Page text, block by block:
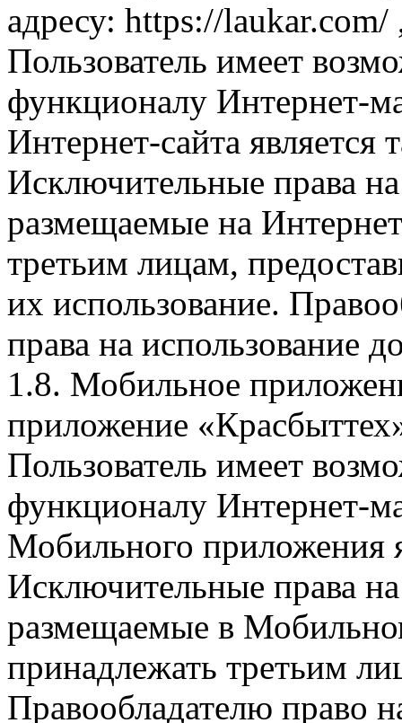
адресу: https://laukar.com/
Пользователь имеет
функционалу Интернет-
Интернет-сайта
Исключительные права
размещаемые на
третьим лицам,
их использование.
права на использование
1.8. Мобильное
приложение
Пользователь имеет
функционалу Интернет-
Мобильного приложения
Исключительные права
размещаемые в
принадлежать третьим
Правообладателю право